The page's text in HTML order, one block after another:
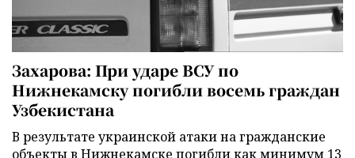
Захарова: При ударе ВСУ по
Нижнекамску погибли восемь граждан
Узбекистана
В результате украинской атаки на гражданские
объекты в Нижнекамске погибли как минимум 13